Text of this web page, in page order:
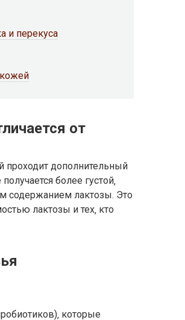
и перекуса
кожей
от
проходит дополнительный
более густой‚
содержанием лактозы. Это
лактозы и тех‚ кто
которые